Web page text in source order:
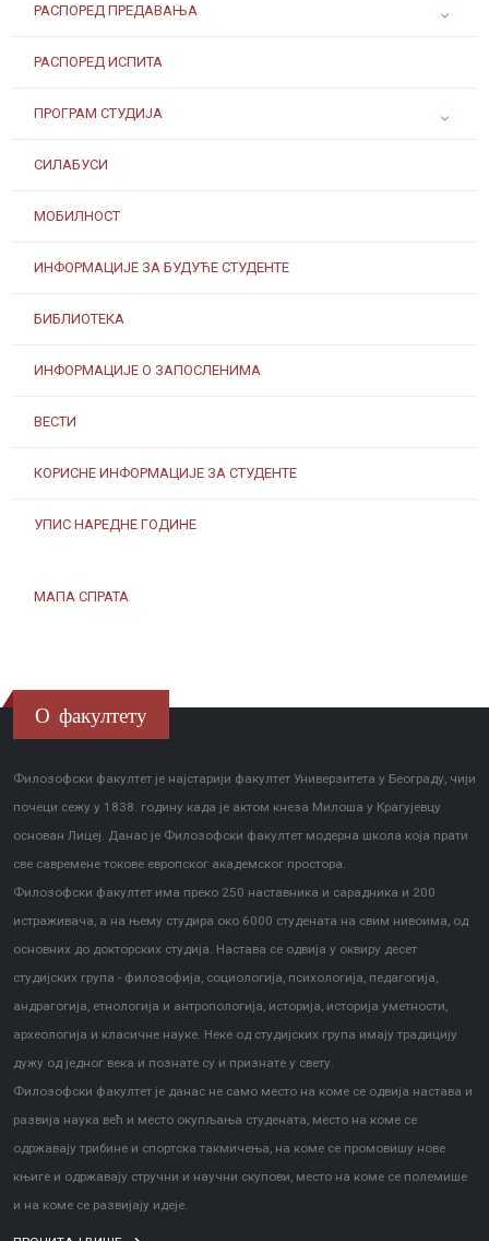
РАСПОРЕД ПРЕДАВАЊА
РАСПОРЕД ИСПИТА
ПРОГРАМ СТУДИЈА
СИЛАБУСИ
МОБИЛНОСТ
ИНФОРМАЦИЈЕ ЗА БУДУЋЕ СТУДЕНТЕ
БИБЛИОТЕКА
ИНФОРМАЦИЈЕ О ЗАПОСЛЕНИМА
ВЕСТИ
КОРИСНЕ ИНФОРМАЦИЈЕ ЗА СТУДЕНТЕ
УПИС НАРЕДНЕ ГОДИНЕ
МАПА СПРАТА
О факултету
Филозофски факултет је најстарији факултет Универзитета у Београду, чији
почеци сежу у 1838. годину када је актом кнеза Милоша у Крагујевцу
основан Лицеј. Данас је Филозофски факултет модерна школа која прати
све савремене токове европског академског простора.
Филозофски факултет има преко 250 наставника и сарадника и 200
истраживача, а на њему студира око 6000 студената на свим нивоима, од
основних до докторских студија. Настава се одвија у оквиру десет
студијских група - филозофија, социологија, психологија, педагогија,
андрагогија, етнологија и антропологија, историја, историја уметности,
археологија и класичне науке. Неке од студијских група имају традицију
дужу од једног века и познате су и признате у свету.
Филозофски факултет је данас не само место на коме се одвија настава и
развија наука већ и место окупљања студената, место на коме се
одржавају трибине и спортска такмичења, на коме се промовишу нове
књиге и одржавају стручни и научни скупови, место на коме се полемише
и на коме се развијају идеје.